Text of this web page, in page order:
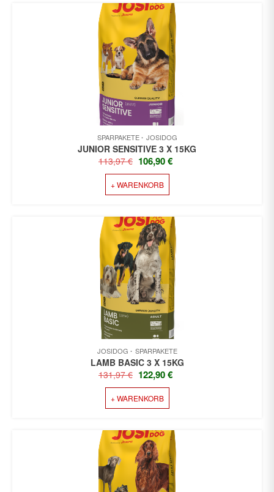
SPARPAKETE JOSIDOG
JUNIOR SENSITIVE 3 X 15KG
113,97€ URSPRÜNGLICHER
PREIS
WAR:
113,97 €
106,90€
+ WARENKORB
JOSIDOG SPARPAKETE
LAMB BASIC 3 X 15KG
131,97€ URSPRÜNGLICHER
PREIS
WAR:
131,97 €
122,90€
+ WARENKORB